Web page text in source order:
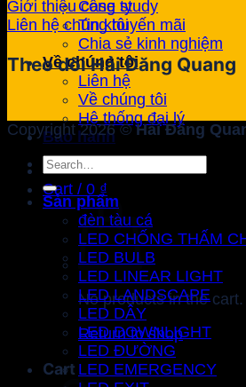
Case study
Tin khuyến mãi
Chia sẻ kinh nghiệm
Về chúng tôi
Liên hệ
Về chúng tôi
Hệ thống đại lý
Bảo hành
Cart / 0 ₫
No products in the cart.
Return to shop
Cart
Giới thiệu công ty
Liên hệ chúng tôi
Theo dõi Hải Đăng Quang
Copyright 2026 ©Hải Đăng
Search
for:
Sản phẩm
đèn tàu cá
LED CHỐNG THẤM
LED BULB
LED LINEAR LIGHT
LED LANDSCAPE
LED DÂY
LED DOWNLIGHT
LED ĐƯỜNG
LED EMERGENCY